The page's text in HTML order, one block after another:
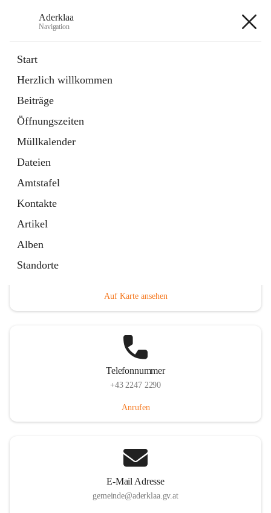
Aderklaa
Navigation
Start
Herzlich willkommen
Beiträge
Öffnungszeiten
Müllkalender
Dateien
Amtstafel
Kontakte
Artikel
Alben
Standorte
6 Schnellzugriffe
Gemeinde
3 Schnellzugriffe
Auf Karte ansehen
Telefonnummer
+43 2247 2290
Anrufen
E-Mail Adresse
gemeinde@aderklaa.gv.at